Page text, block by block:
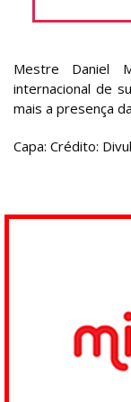
Mestre Daniel
internacional de
mais a presença
Capa: Crédito: